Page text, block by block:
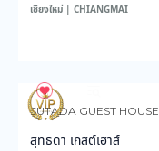
เชียงใหม่ | CHIANGMAI
160
SUTADA GUEST HOUSE
สุทธดา เกสต์เฮาส์